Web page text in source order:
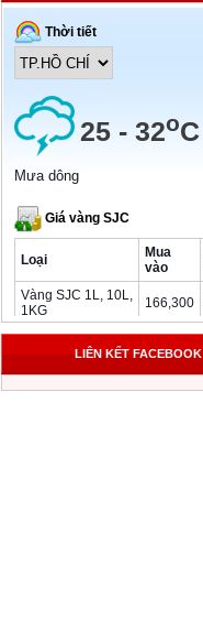
LIÊN KẾT FACEBOOK